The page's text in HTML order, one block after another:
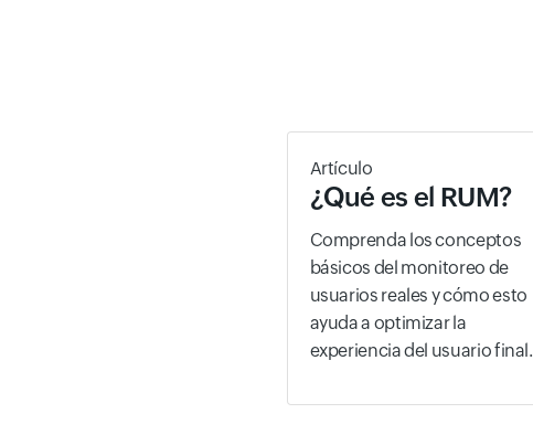
Artículo
¿Qué es el RUM?
Comprenda los conceptos
básicos del monitoreo de
usuarios reales y cómo esto
ayuda a optimizar la
experiencia del usuario final.